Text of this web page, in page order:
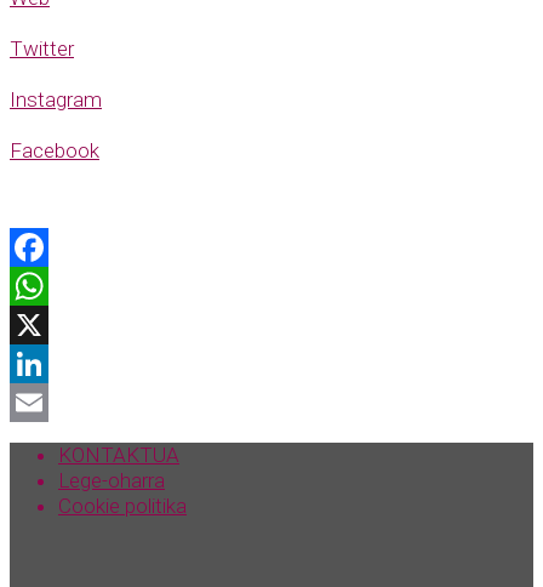
Twitter
Instagram
Facebook
Facebook
WhatsApp
X
LinkedIn
Email
KONTAKTUA
Lege-oharra
Cookie politika